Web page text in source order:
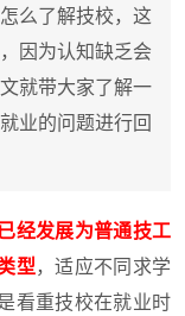
么了解技校，这
因为认知缺乏会
就带大家了解一
业的问题进行回
经发展为普通技工
型，适应不同求学
看重技校在就业时